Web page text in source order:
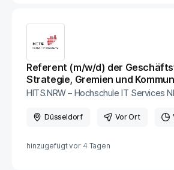
Referent (m/w/d) der
Strategie, Gremien und
HITS.NRW – Hochschule IT Services
Düsseldorf Vor Ort
hinzugefügt vor 4 Tagen